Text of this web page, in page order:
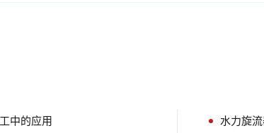
中的应用 水力旋